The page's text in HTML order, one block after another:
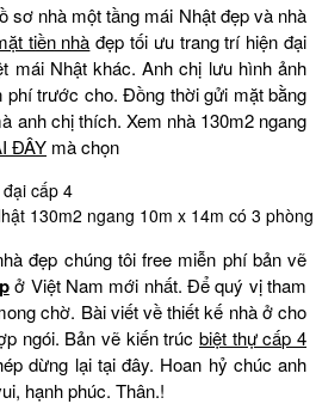
sơ nhà một tầng mái Nhật đẹp và nhà
tiền nhà đẹp tối ưu trang trí hiện đại
mái Nhật khác. Anh chị lưu hình ảnh
trước cho. Đồng thời gửi mặt bằng
anh chị thích. Xem nhà 130m2 ngang
ĐÂY mà chọn
130m2 ngang 10m x 14m có 3
đẹp chúng tôi free miễn phí bản vẽ
ở Việt Nam mới nhất. Để quý vị tham
chờ. Bài viết về thiết kế nhà ở cho
ngói. Bản vẽ kiến trúc biệt thự cấp 4
dừng lại tại đây. Hoan hỷ chúc anh
hạnh phúc. Thân.!